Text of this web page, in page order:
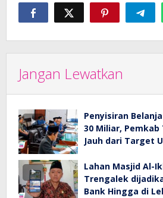
Jangan Lewatkan
Penyisiran
30 Miliar,
Jauh dari Target
Lahan Masjid Al-
Trengalek
Bank Hingga di